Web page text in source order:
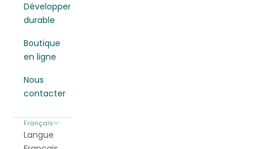
Développement
durable
Boutique
en ligne
Nous
contacter
Français
Langue